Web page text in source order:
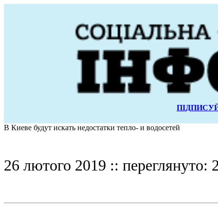
В Киеве будут искать недостатки тепло- и водосетей
26 лютого 2019 :: переглянуто: